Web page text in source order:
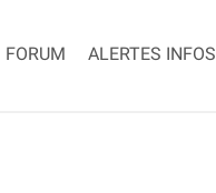
FORUM ALERTES INFOS